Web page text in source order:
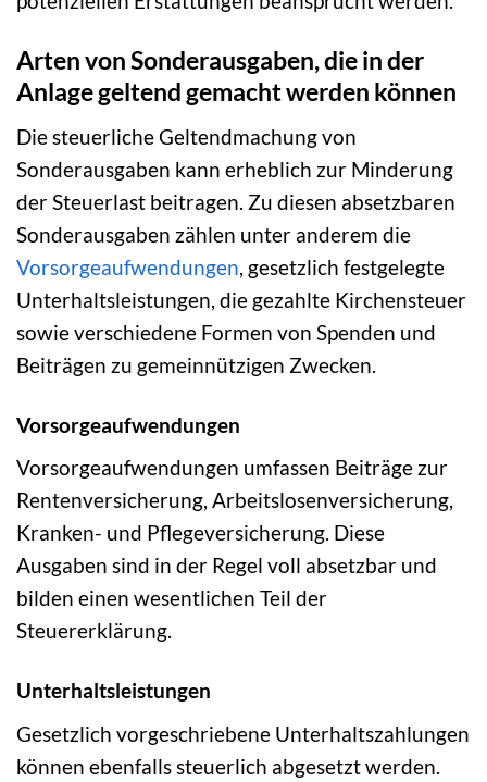
Arten von Sonderausgaben, die in der
Anlage geltend gemacht werden können
Die steuerliche Geltendmachung von
Sonderausgaben kann erheblich zur Minderung
der Steuerlast beitragen. Zu diesen absetzbaren
Sonderausgaben zählen unter anderem die
Vorsorgeaufwendungen, gesetzlich festgelegte
Unterhaltsleistungen, die gezahlte Kirchensteuer
sowie verschiedene Formen von Spenden und
Beiträgen zu gemeinnützigen Zwecken.
Vorsorgeaufwendungen
Vorsorgeaufwendungen umfassen Beiträge zur
Rentenversicherung, Arbeitslosenversicherung,
Kranken- und Pflegeversicherung. Diese
Ausgaben sind in der Regel voll absetzbar und
bilden einen wesentlichen Teil der
Steuererklärung.
Unterhaltsleistungen
Gesetzlich vorgeschriebene Unterhaltszahlungen
können ebenfalls steuerlich abgesetzt werden.